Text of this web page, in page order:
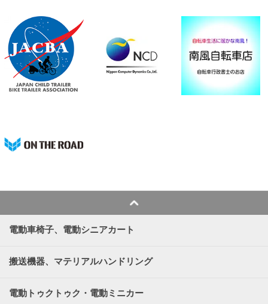
電動車椅子、電動シニアカート
搬送機器、マテリアルハンドリング
電動トゥクトゥク・電動ミニカー